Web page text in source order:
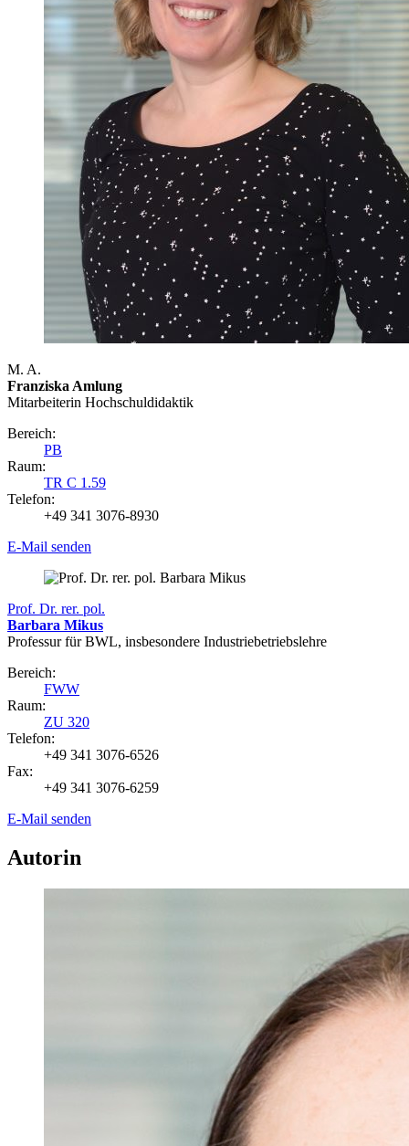
M. A.
Franziska Amlung
Mitarbeiterin Hochschuldidaktik
Bereich:
PB
Raum:
TR C 1.59
Telefon:
+49 341 3076-8930
E-Mail senden
Prof. Dr. rer. pol.
Barbara Mikus
Professur für BWL, insbesondere Industriebetriebslehre
Bereich:
FWW
Raum:
ZU 320
Telefon:
+49 341 3076-6526
Fax:
+49 341 3076-6259
E-Mail senden
Autorin